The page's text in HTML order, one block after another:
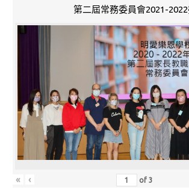
第二屆常務委員會2021-2022
« ‹ of3